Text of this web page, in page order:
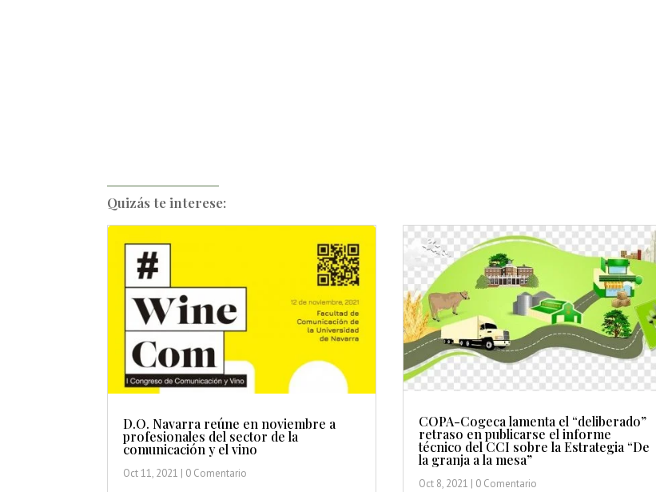
Quizás te interese:
D.O. Navarra reúne en noviembre a
profesionales del sector de la
comunicación y el vino
Oct 11, 2021 | 0 Comentario
COPA-Cogeca lamenta el “deliberado”
retraso en publicarse el informe
técnico del CCI sobre la Estrategia “De
la granja a la mesa”
Oct 8, 2021 | 0 Comentario